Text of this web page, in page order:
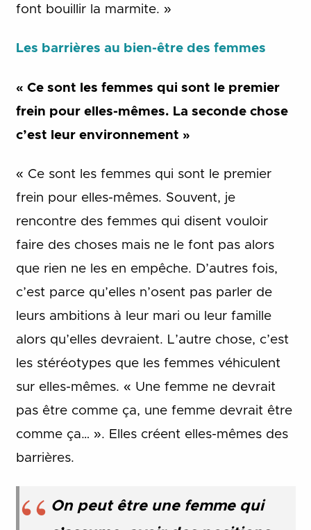
font bouillir la marmite. »
Les barrières au bien-être des femmes
« Ce sont les femmes qui sont le premier
frein pour elles-mêmes. La seconde chose
c’est leur environnement »
« Ce sont les femmes qui sont le premier
frein pour elles-mêmes. Souvent, je
rencontre des femmes qui disent vouloir
faire des choses mais ne le font pas alors
que rien ne les en empêche. D’autres fois,
c’est parce qu’elles n’osent pas parler de
leurs ambitions à leur mari ou leur famille
alors qu’elles devraient. L’autre chose, c’est
les stéréotypes que les femmes véhiculent
sur elles-mêmes. « Une femme ne devrait
pas être comme ça, une femme devrait être
comme ça… ». Elles créent elles-mêmes des
barrières.
On peut être une femme qui